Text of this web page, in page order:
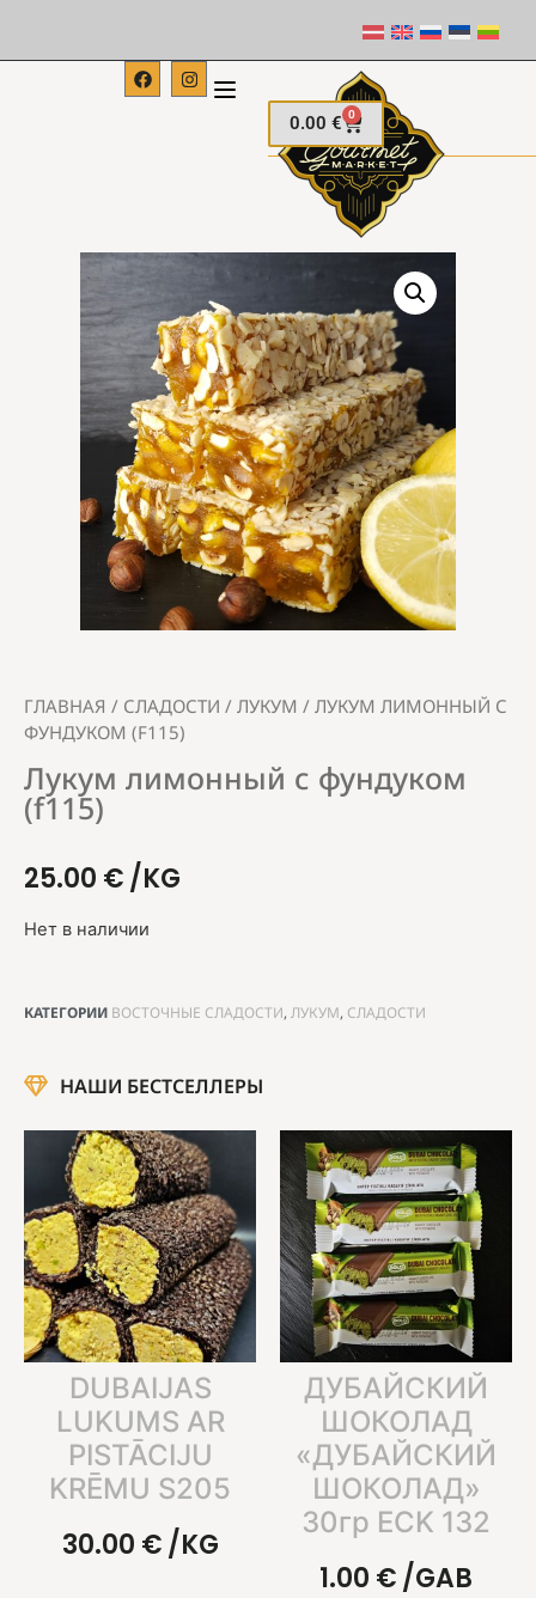
0.00 € 0
ГЛАВНАЯ / СЛАДОСТИ / ЛУКУМ / ЛУКУМ ЛИМОННЫЙ С
ФУНДУКОМ (F115)
Лукум лимонный с фундуком
(f115)
25.00 €/KG
Нет в наличии
КАТЕГОРИИ ВОСТОЧНЫЕ СЛАДОСТИ, ЛУКУМ, СЛАДОСТИ
НАШИ БЕСТСЕЛЛЕРЫ
DUBAIJAS
LUKUMS AR
PISTĀCIJU
KRĒMU S205
30.00 €/KG
ДУБАЙСКИЙ
ШОКОЛАД
«ДУБАЙСКИЙ
ШОКОЛАД»
30гр ECK 132
1.00 €/GAB